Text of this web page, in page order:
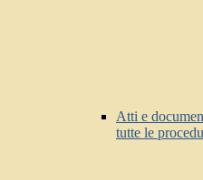
Atti e
tutte le